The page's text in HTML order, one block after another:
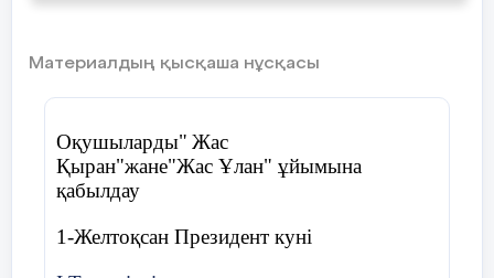
Материалдың қысқаша нұсқасы
Оқушыларды" Жас
Қыран"жане"Жас Ұлан" ұйымына
қабылдау
1-Желтоқсан Президент куні